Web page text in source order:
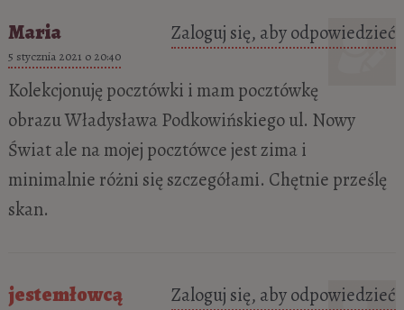
Maria
5 stycznia 2021 o 20:40
Kolekcjonuję pocztówki i mam pocztówkę
obrazu Władysława Podkowińskiego ul. Nowy
Świat ale na mojej pocztówce jest zima i
minimalnie różni się szczegółami. Chętnie prześlę
skan.
Zaloguj się, aby odpowiedzieć
jestemłowcą Zaloguj się, aby odpowiedzieć